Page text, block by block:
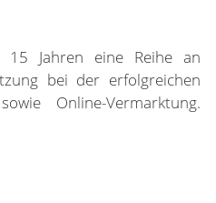
Jahren eine Reihe an
bei der erfolgreichen
Online-Vermarktung.